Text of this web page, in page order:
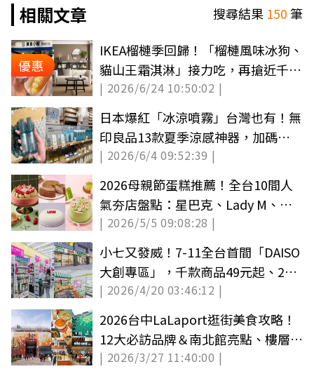
相關文章
搜尋結果 150筆
優惠
IKEA榴槤季回歸！「榴槤風味冰狗、
貓山王霜淇淋」接力吃，再搶近千項
絕版品３折起
| 2026/6/24 10:50:02 |
日本爆紅「冰涼噴霧」台灣也有！無
印良品13款夏季涼感神器，加碼
IKEA消暑好物
| 2026/6/4 09:52:39 |
2026母親節蛋糕推薦！全台10間人
氣夯店盤點：星巴克、Lady M、無
印良品
| 2026/5/5 09:08:28 |
小七又發威！7-11全台首間「DAISO
大創專區」，千款商品49元起、24
小時開逛
| 2026/4/20 03:46:12 |
2026台中LaLaport逛街美食攻略！
12大必訪品牌＆南北館亮點、樓層介
紹
| 2026/3/27 11:40:00 |